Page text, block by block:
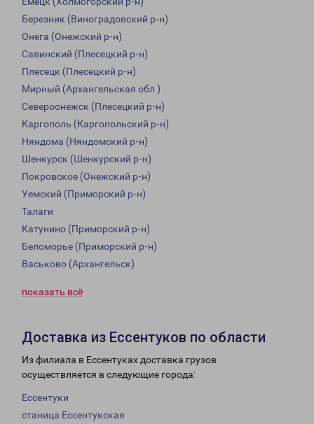
Березник (Виноградовский р-н)
Онега (Онежский р-н)
Савинский (Плесецкий р-н)
Плесецк (Плесецкий р-н)
Мирный (Архангельская обл.)
Североонежск (Плесецкий р-н)
Каргополь (Каргопольский р-н)
Няндома (Няндомский р-н)
Шенкурск (Шенкурский р-н)
Покровское (Онежский р-н)
Уемский (Приморский р-н)
Талаги
Катунино (Приморский р-н)
Беломорье (Приморский р-н)
Васьково (Архангельск)
показать всё
Доставка из Ессентуков по области
Из филиала в Ессентуках доставка грузов
осуществляется в следующие города:
Ессентуки
станица Ессентукская